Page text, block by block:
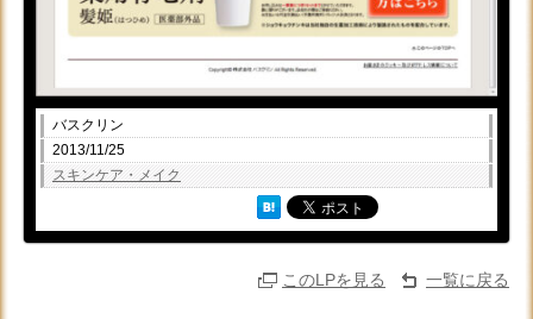
バスクリン
2013/11/25
スキンケア・メイク
このLPを見る 一覧に戻る